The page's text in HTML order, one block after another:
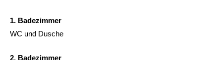
1. Badezimmer
WC und Dusche
2. Badezimmer